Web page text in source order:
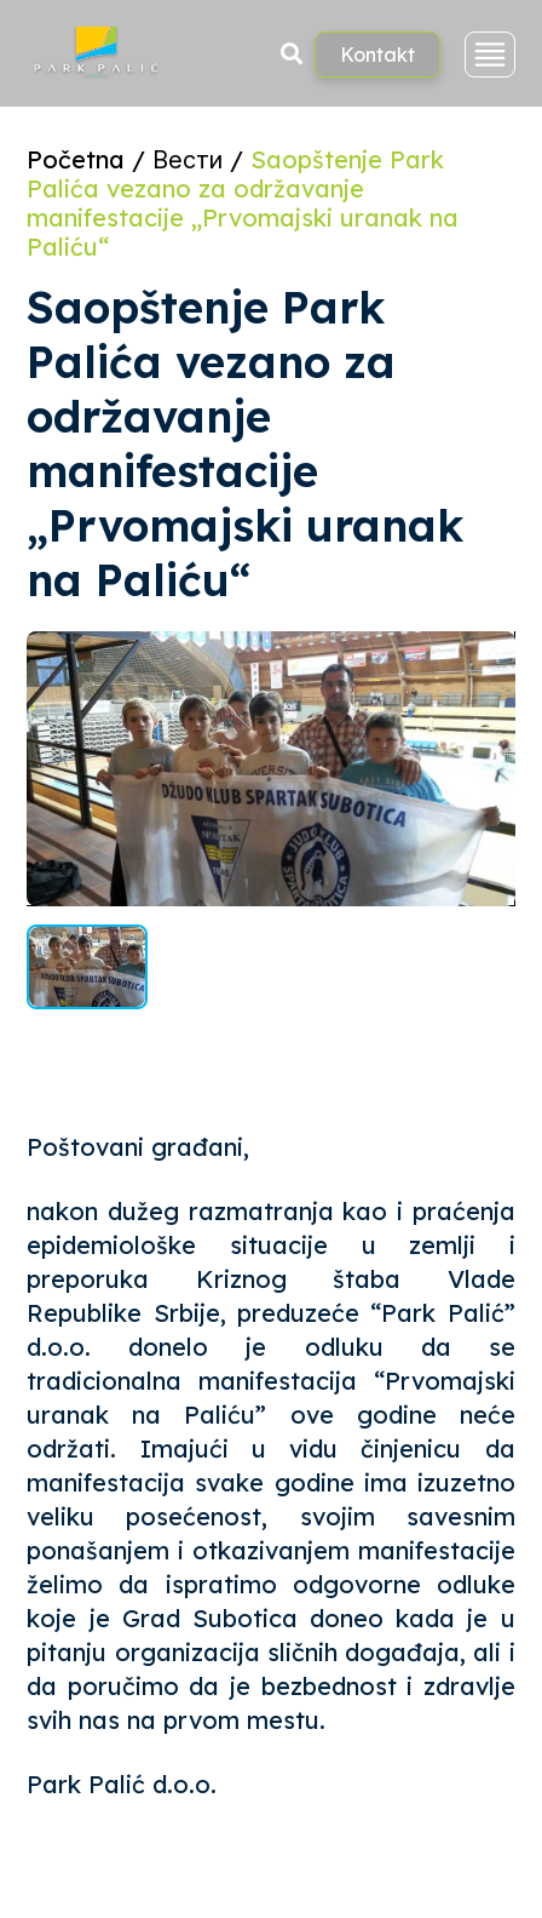
Kontakt
Početna / Вести / Saopštenje Park
Palića vezano za održavanje
manifestacije „Prvomajski uranak na
Paliću“
Saopštenje Park
Palića vezano za
održavanje
manifestacije
„Prvomajski uranak
na Paliću“
Poštovani građani,
nakon dužeg razmatranja kao i praćenja
epidemiološke situacije u zemlji i
preporuka Kriznog štaba Vlade
Republike Srbije, preduzeće “Park Palić”
d.o.o. donelo je odluku da se
tradicionalna manifestacija “Prvomajski
uranak na Paliću” ove godine neće
održati. Imajući u vidu činjenicu da
manifestacija svake godine ima izuzetno
veliku posećenost, svojim savesnim
ponašanjem i otkazivanjem manifestacije
želimo da ispratimo odgovorne odluke
koje je Grad Subotica doneo kada je u
pitanju organizacija sličnih događaja, ali i
da poručimo da je bezbednost i zdravlje
svih nas na prvom mestu.
Park Palić d.o.o.